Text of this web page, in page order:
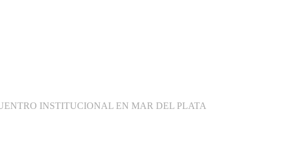
INSTITUCIONAL EN MAR DEL PLATA